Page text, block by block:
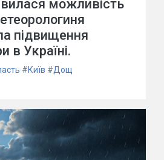
можливість
підвищення
в Україні.
#Київ #Дощ